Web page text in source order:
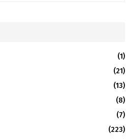
R
(1)
(21)
(13)
(8)
(7)
(223)